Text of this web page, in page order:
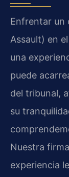
Enfrentar un
Assault) en
una
puede
del tribunal,
su
Nuestra
experiencia